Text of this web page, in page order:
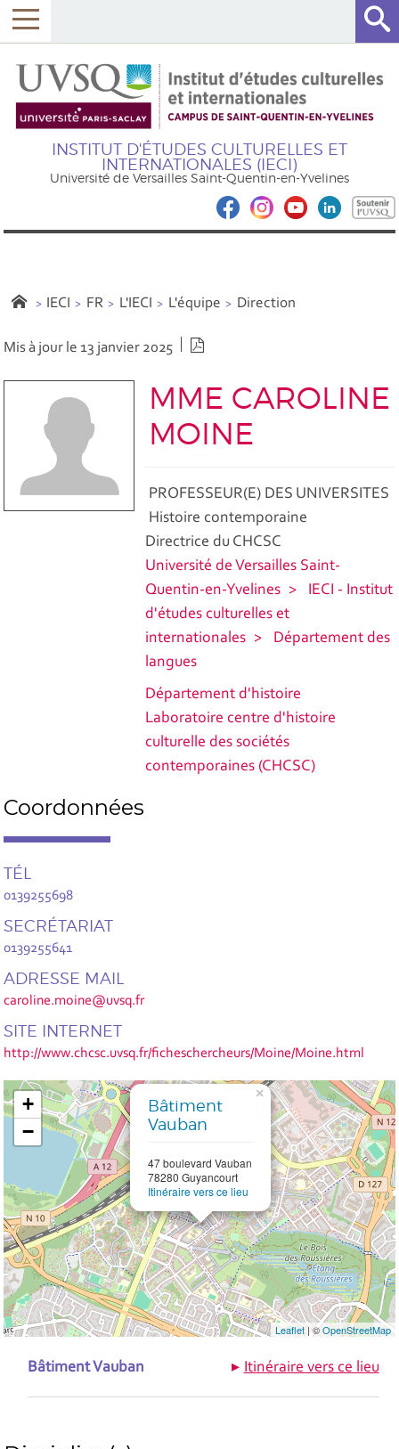
INSTITUT D'ÉTUDES CULTURELLES ET
INTERNATIONALES (IECI)
Université de Versailles Saint-Quentin-en-Yvelines
IECI FR L'IECI L'équipe Direction
Mis à jour le 13 janvier 2025
MME CAROLINE
MOINE
PROFESSEUR(E) DES UNIVERSITES
Histoire contemporaine
Directrice du CHCSC
Université de Versailles Saint-
Quentin-en-Yvelines
IECI - Institut
d'études culturelles et
internationales
Département des
langues
Département d'histoire
Laboratoire centre d'histoire
culturelle des sociétés
contemporaines (CHCSC)
Coordonnées
TÉL
0139255698
SECRÉTARIAT
0139255641
ADRESSE MAIL
caroline.moine@uvsq.fr
SITE INTERNET
http://www.chcsc.uvsq.fr/ficheschercheurs/Moine/Moine.html
Bâtiment
Vauban
47 boulevard Vauban
78280 Guyancourt
Itinéraire vers ce lieu
×
+
−
Leaflet| ©OpenStreetMap
Itinéraire vers ce lieu
Bâtiment Vauban